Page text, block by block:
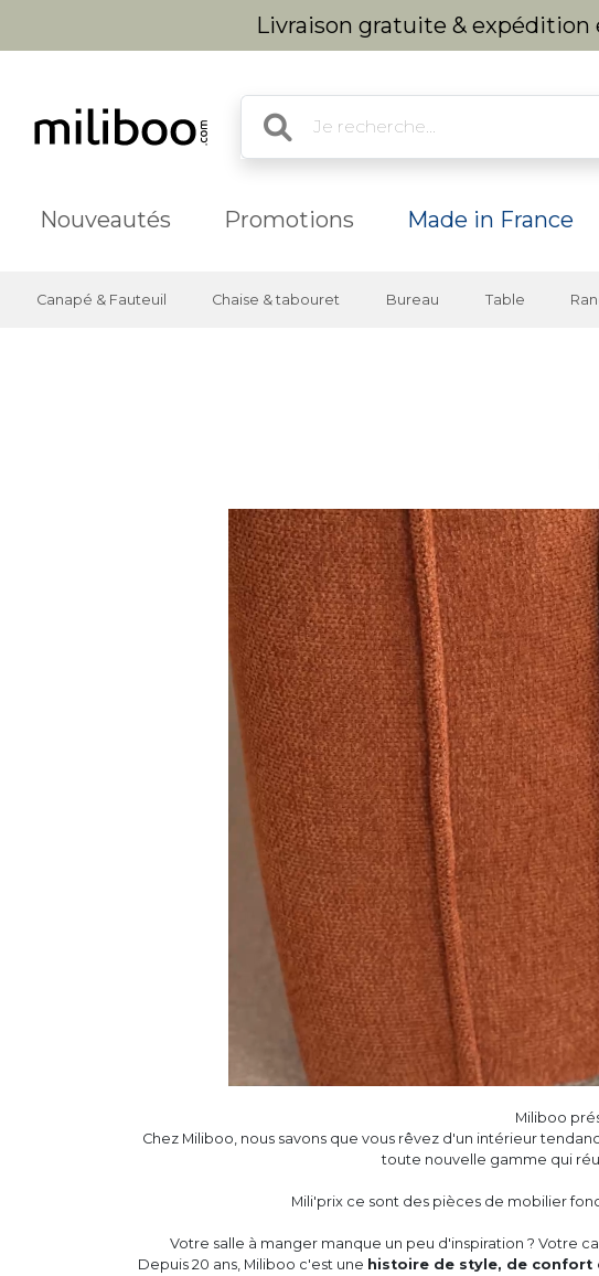
Livraison gratuite & expédition
Nouveautés Promotions Made in France
Canapé & Fauteuil Chaise & tabouret Bureau Table
Miliboo
Chez Miliboo, nous savons que vous rêvez d'un intérieur
toute nouvelle gamme qui
Mili'prix ce sont des pièces de mobilier
Votre salle à manger manque un peu d'inspiration ? Votre
Depuis 20 ans, Miliboo c'est une histoire de style, de confort